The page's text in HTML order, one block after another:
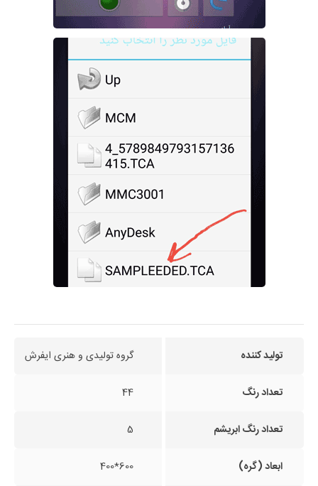
تولید کننده گروه تولیدی و هنری ایفرش
تعداد رنگ 44
تعداد رنگ ابریشم 5
ابعاد (گره) 600*400